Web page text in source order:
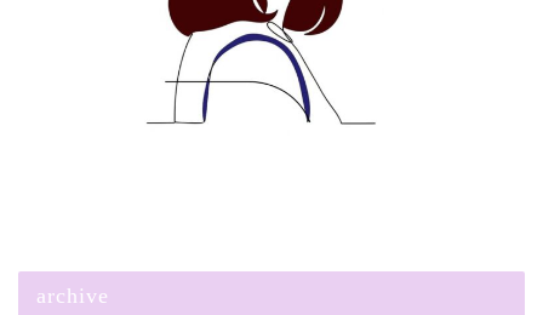
archive